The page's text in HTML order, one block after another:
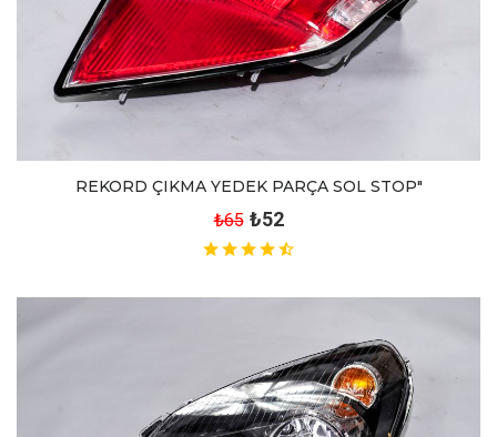
REKORD ÇIKMA YEDEK PARÇA SOL STOP"
₺65 ₺52